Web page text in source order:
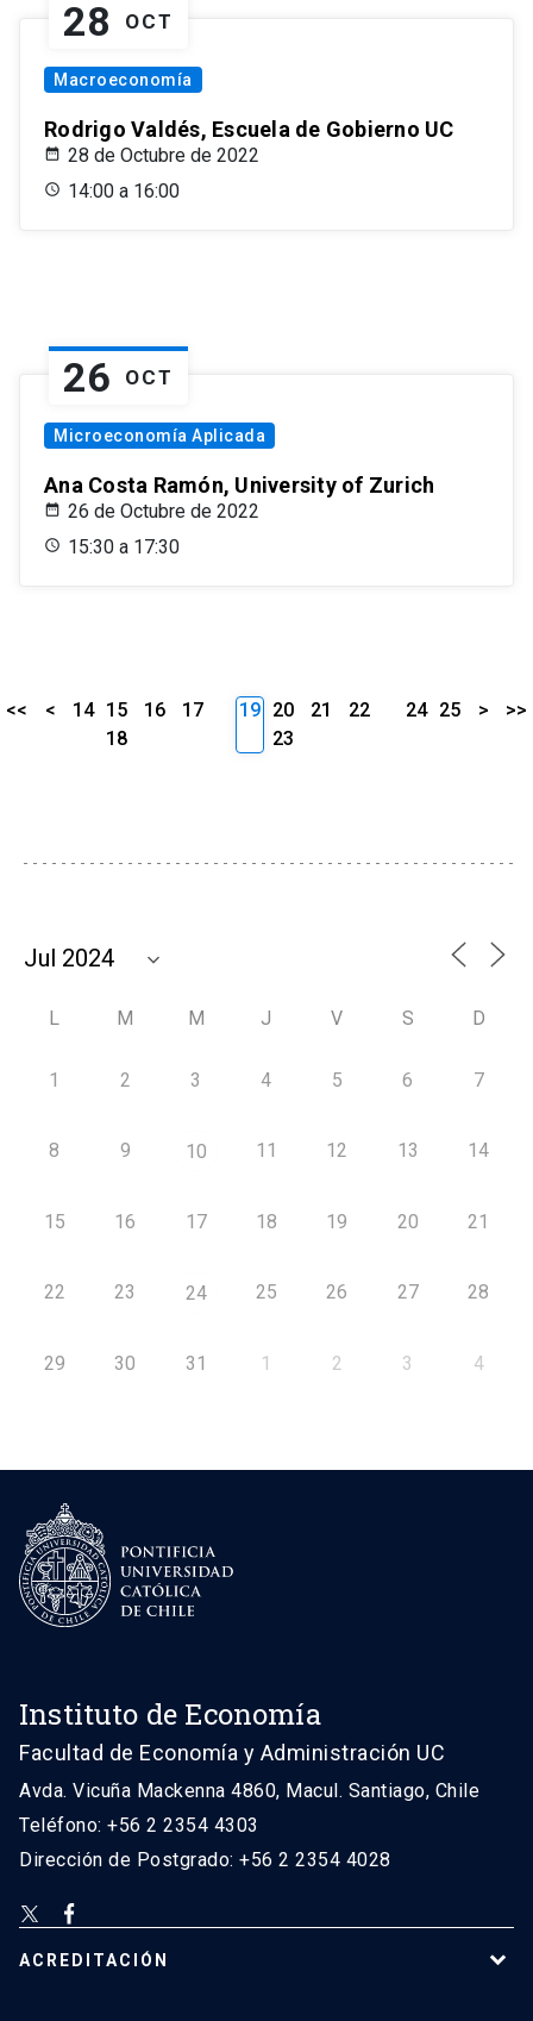
28 OCT
Macroeconomía
Rodrigo Valdés, Escuela de Gobierno UC
28 de Octubre de 2022
14:00 a 16:00
26 OCT
Microeconomía Aplicada
Ana Costa Ramón, University of Zurich
26 de Octubre de 2022
15:30 a 17:30
<< < 14 15 16
17
18
19 20 21
22
23
24 25 > >>
L M M J V S D
1 2 3 4 5 6 7
8 9 10 11 12 13 14
15 16 17 18 19 20 21
22 23 24 25 26 27 28
29 30 31 1 2 3 4
Instituto de Economía
Facultad de Economía y Administración UC
Avda. Vicuña Mackenna 4860, Macul. Santiago, Chile
Teléfono: +56 2 2354 4303
Dirección de Postgrado: +56 2 2354 4028
ACREDITACIÓN